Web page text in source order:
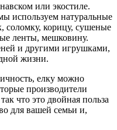
или экостиле.
используем натуральные
соломку, корицу, сушеные
ленты, мешковину.
и другими игрушками,
жизни.
елку можно
производители
что это двойная польза
для вашей семьи и,